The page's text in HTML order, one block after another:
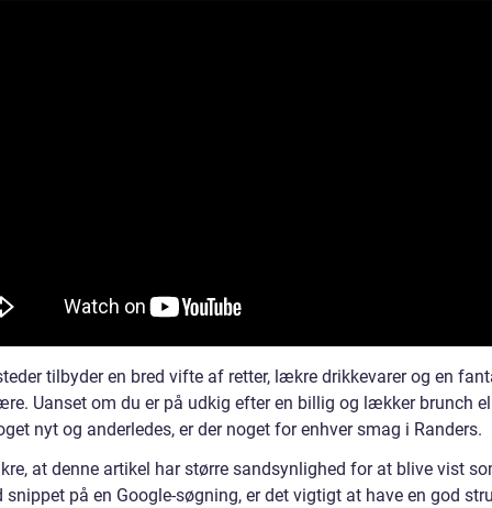
tilbyder en bred vifte af retter, lækre drikkevarer og en
Uanset om du er på udkig efter en billig og lækker brunch
nyt og anderledes, er der noget for enhver smag i Randers.
at denne artikel har større sandsynlighed for at blive vist
snippet på en Google-søgning, er det vigtigt at have en god